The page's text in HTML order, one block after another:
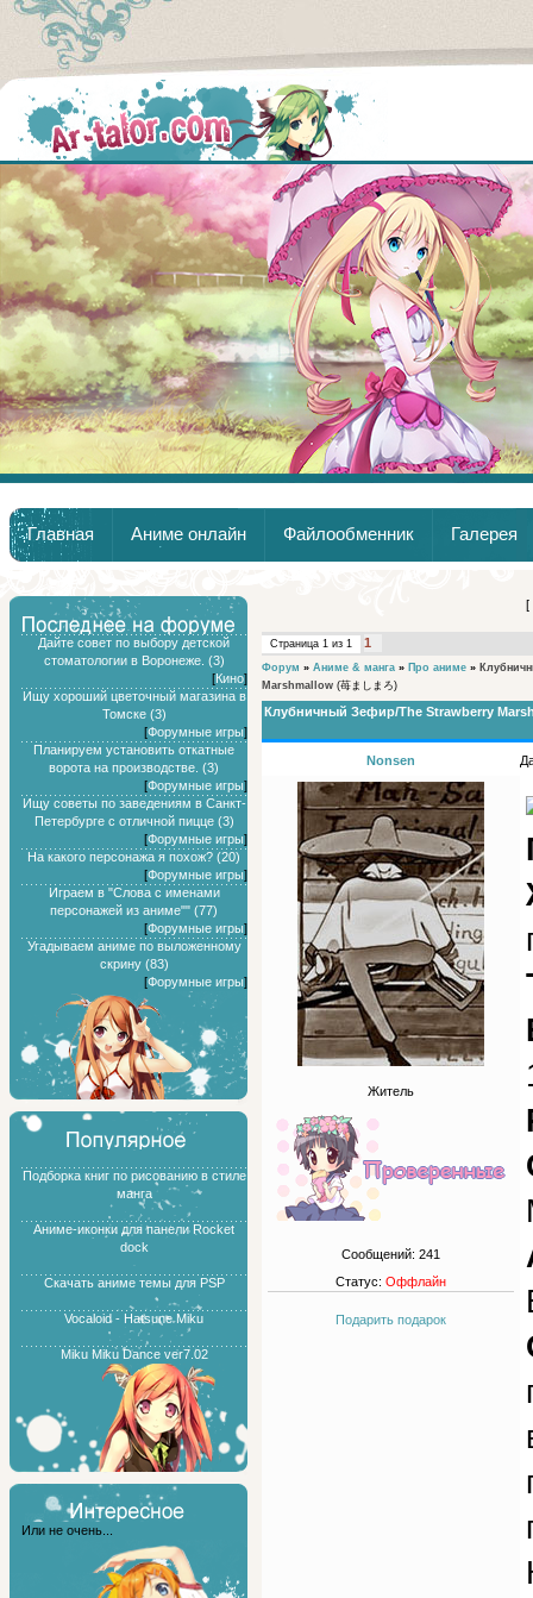
Главная
Аниме
Главная Аниме онлайн Файлообменник Галерея
Дайте совет по выбору детской
стоматологии в Воронеже. (3)
[Кино]
Ищу хороший цветочный магазина в
Томске (3)
[Форумные игры]
Планируем установить откатные
ворота на производстве. (3)
[Форумные игры]
Ищу советы по заведениям в Санкт-
Петербурге с отличной пицце (3)
[Форумные игры]
На какого персонажа я похож? (20)
[Форумные игры]
Играем в "Слова с именами
персонажей из аниме"" (77)
[Форумные игры]
Угадываем аниме по выложенному
скрину (83)
[Форумные игры]
Подборка книг по рисованию в стиле
манга
Аниме-иконки для панели Rocket
dock
Скачать аниме темы для PSP
Vocaloid - Hatsune Miku
Miku Miku Dance ver7.02
Или не очень...
[
Страница 1 из 1 1
Форум » Аниме & манга » Про аниме »
Marshmallow (苺ましまろ)
Клубничный Зефир/The Strawberry
Nonsen
Житель
Сообщений: 241
Статус: Оффлайн
Подарить подарок